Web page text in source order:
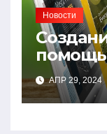
Новости
АПР 29, 2024